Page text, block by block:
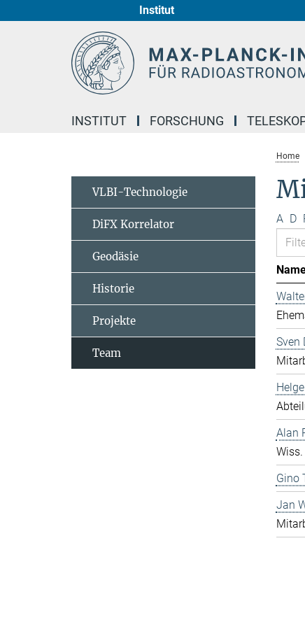
Institut
INSTITUT FORSCHUNG
Home
A D
Sven
Alan
Gino
Jan
VLBI-Technologie
DiFX Korrelator
Geodäsie
Historie
Projekte
Team